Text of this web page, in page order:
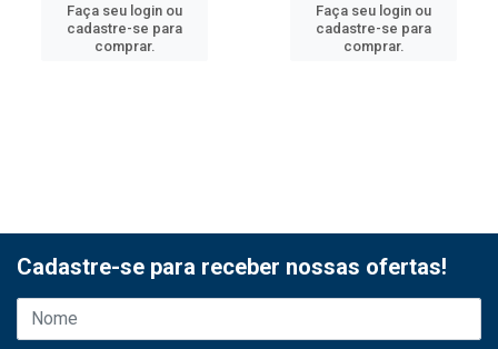
Faça seu login ou
cadastre-se para
comprar.
Faça seu login ou
cadastre-se para
comprar.
Cadastre-se para receber nossas ofertas!